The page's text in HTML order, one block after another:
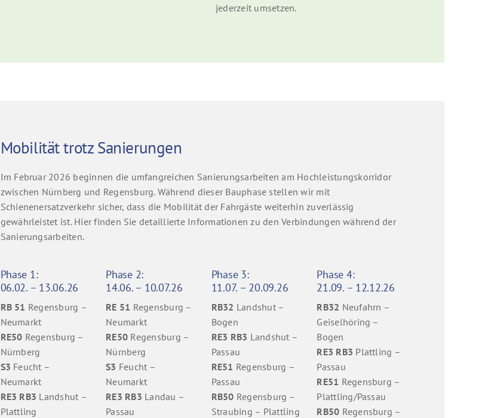
jederzeit umsetzen.
Mobilität trotz Sanierungen
Im Februar 2026 beginnen die umfangreichen Sanierungsarbeiten am Hochleistungskorridor
zwischen Nürnberg und Regensburg. Während dieser Bauphase stellen wir mit
Schienenersatzverkehr sicher, dass die Mobilität der Fahrgäste weiterhin zuverlässig
gewährleistet ist. Hier finden Sie detaillierte Informationen zu den Verbindungen während der
Sanierungsarbeiten.
Phase 1:
06.02. – 13.06.26
RB 51 Regensburg –
Neumarkt
RE50 Regensburg –
Nürnberg
S3 Feucht –
Neumarkt
RE3 RB3 Landshut –
Plattling
Phase 2:
14.06. – 10.07.26
RE 51 Regensburg –
Neumarkt
RE50 Regensburg –
Nürnberg
S3 Feucht –
Neumarkt
RE3 RB3 Landau –
Passau
Phase 3:
11.07. – 20.09.26
RB32 Landshut –
Bogen
RE3 RB3 Landshut –
Passau
RE51 Regensburg –
Passau
RB50 Regensburg –
Straubing – Plattling
Phase 4:
21.09. – 12.12.26
RB32 Neufahrn –
Geiselhöring –
Bogen
RE3 RB3 Plattling –
Passau
RE51 Regensburg –
Plattling/Passau
RB50 Regensburg –